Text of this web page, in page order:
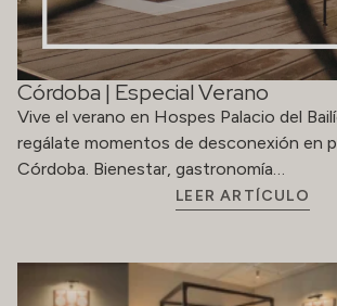
Córdoba | Especial Verano
Vive el verano en Hospes Palacio del
regálate momentos de desconexión en
Córdoba. Bienestar, gastronomía…
LEER ARTÍCULO